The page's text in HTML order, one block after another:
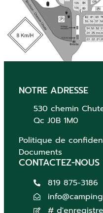
NOTRE ADRESSE
530 chemin
Qc J0B 1M0
Politique de
Documents
CONTACTEZ-NOUS
819 875-3186